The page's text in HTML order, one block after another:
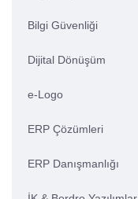
Bilgi Güvenliği
Dijital Dönüşüm
e-Logo
ERP Çözümleri
ERP Danışmanlığı